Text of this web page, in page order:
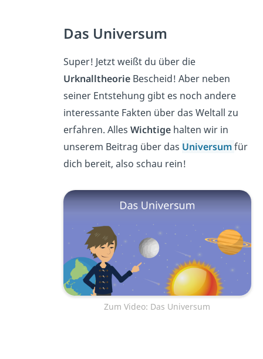
Das Universum
Super! Jetzt weißt du über die
UrknalltheorieBescheid! Aber neben
seiner Entstehung gibt es noch andere
interessante Fakten über das Weltall zu
erfahren. Alles Wichtigehalten wir in
unserem Beitrag über das Universumfür
dich bereit, also schau rein!
Zum Video: Das Universum